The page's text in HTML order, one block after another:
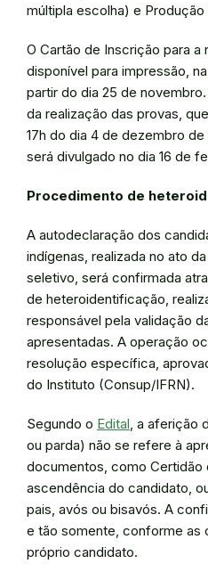
múltipla escolha) e
O Cartão de Inscrição para a
disponível para impressão, na
partir do dia 25 de
da realização das provas,
17h do dia 4 de dezembro
será divulgado no dia 16 de
Procedimento de
A autodeclaração dos
indígenas, realizada no ato
seletivo, será confirmada
de heteroidentificação,
responsável pela validação
apresentadas. A operação
resolução específica,
do Instituto (Consup/IFRN).
Segundo o Edital , a aferição
ou parda) não se refere à
documentos, como Certidão
ascendência do candidato,
pais, avós ou bisavós. A
e tão somente, conforme as
próprio candidato.